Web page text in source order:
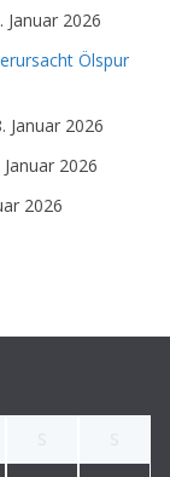
Januar 2026
Ölspur
Januar 2026
Januar 2026
2026